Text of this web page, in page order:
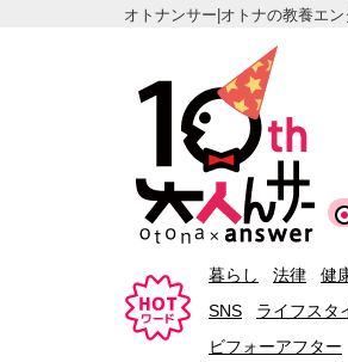
オトナンサー|オトナの教養エ
暮らし 法律 健
SNS
ライフスタ
ビフォーアフター